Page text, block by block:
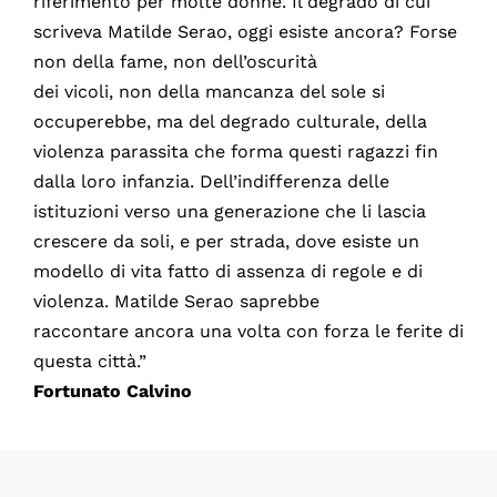
scriveva Matilde Serao, oggi esiste ancora? Forse
non della fame, non dell’oscurità
dei vicoli, non della mancanza del sole si
occuperebbe, ma del degrado culturale, della
violenza parassita che forma questi ragazzi fin
dalla loro infanzia. Dell’indifferenza delle
istituzioni verso una generazione che li lascia
crescere da soli, e per strada, dove esiste un
modello di vita fatto di assenza di regole e di
violenza. Matilde Serao saprebbe
raccontare ancora una volta con forza le ferite di
questa città.”
Fortunato Calvino